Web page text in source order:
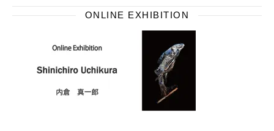
ONLINE EXHIBITION